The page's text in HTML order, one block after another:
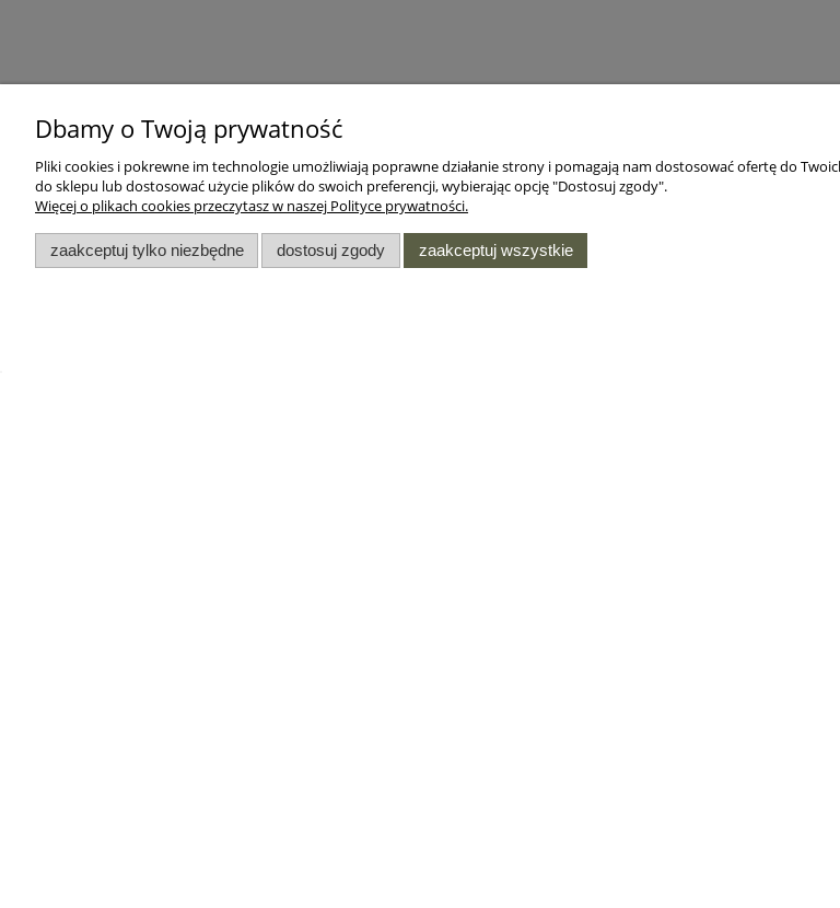
Dbamy o Twoją prywatność
Pliki cookies i pokrewne im technologie umożliwiają poprawne działanie strony i pomagają nam dostosować ofertę do
do sklepu lub dostosować użycie plików do swoich preferencji, wybierając opcję "Dostosuj zgody".
Więcej o plikach cookies przeczytasz w naszej Polityce prywatności.
zaakceptuj tylko niezbędne dostosuj zgody zaakceptuj wszystkie